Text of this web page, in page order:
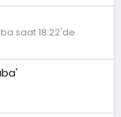
saat 18:22'de